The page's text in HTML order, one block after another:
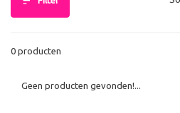
0 producten
Geen producten gevonden!...